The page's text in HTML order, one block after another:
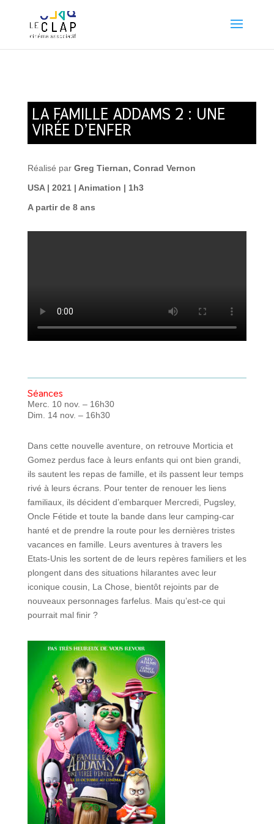
LA FAMILLE ADDAMS 2 : UNE
VIRÉE D’ENFER
Réalisé par Greg Tiernan, Conrad Vernon
USA | 2021 | Animation | 1h3
A partir de 8 ans
Séances
Merc. 10 nov. – 16h30
Dim. 14 nov. – 16h30
Dans cette nouvelle aventure, on retrouve Morticia et
Gomez perdus face à leurs enfants qui ont bien grandi,
ils sautent les repas de famille, et ils passent leur temps
rivé à leurs écrans. Pour tenter de renouer les liens
familiaux, ils décident d’embarquer Mercredi, Pugsley,
Oncle Fétide et toute la bande dans leur camping-car
hanté et de prendre la route pour les dernières tristes
vacances en famille. Leurs aventures à travers les
Etats-Unis les sortent de de leurs repères familiers et les
plongent dans des situations hilarantes avec leur
iconique cousin, La Chose, bientôt rejoints par de
nouveaux personnages farfelus. Mais qu’est-ce qui
pourrait mal finir ?